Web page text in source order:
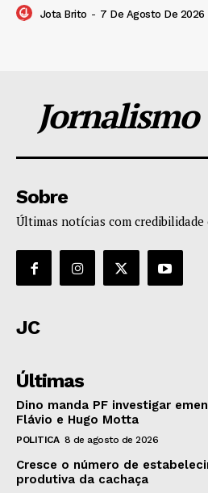
Jota Brito - 7 De Agosto De 2026
Jornalismo
Sobre
Últimas notícias com credibilidade
JC
Últimas
Dino manda PF investigar
Flávio e Hugo Motta
POLITICA 8 de agosto de 2026
Cresce o número de
produtiva da cachaça